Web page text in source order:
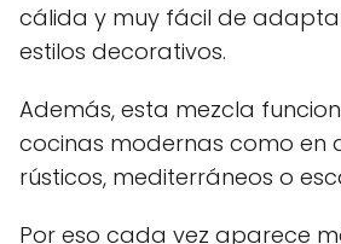
cálida y muy fácil de
estilos decorativos.
Además, esta mezcla
cocinas modernas como en
rústicos, mediterráneos o
Por eso cada vez aparece